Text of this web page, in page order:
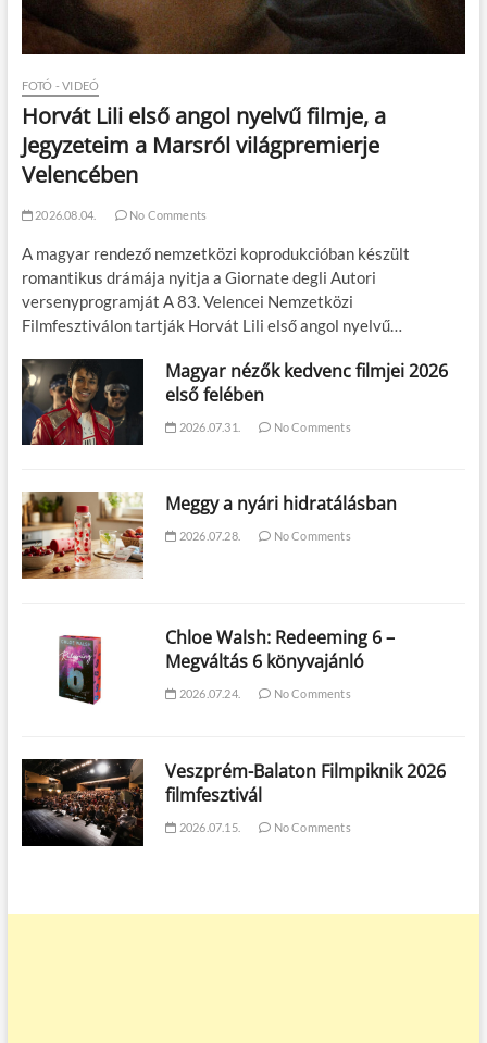
FOTÓ - VIDEÓ
Horvát Lili első angol nyelvű filmje, a
Jegyzeteim a Marsról világpremierje
Velencében
2026.08.04. No Comments
A magyar rendező nemzetközi koprodukcióban készült
romantikus drámája nyitja a Giornate degli Autori
versenyprogramját A 83. Velencei Nemzetközi
Filmfesztiválon tartják Horvát Lili első angol nyelvű…
Magyar nézők kedvenc filmjei 2026
első felében
2026.07.31. No Comments
Meggy a nyári hidratálásban
2026.07.28. No Comments
Chloe Walsh: Redeeming 6 –
Megváltás 6 könyvajánló
2026.07.24. No Comments
Veszprém-Balaton Filmpiknik 2026
filmfesztivál
2026.07.15. No Comments